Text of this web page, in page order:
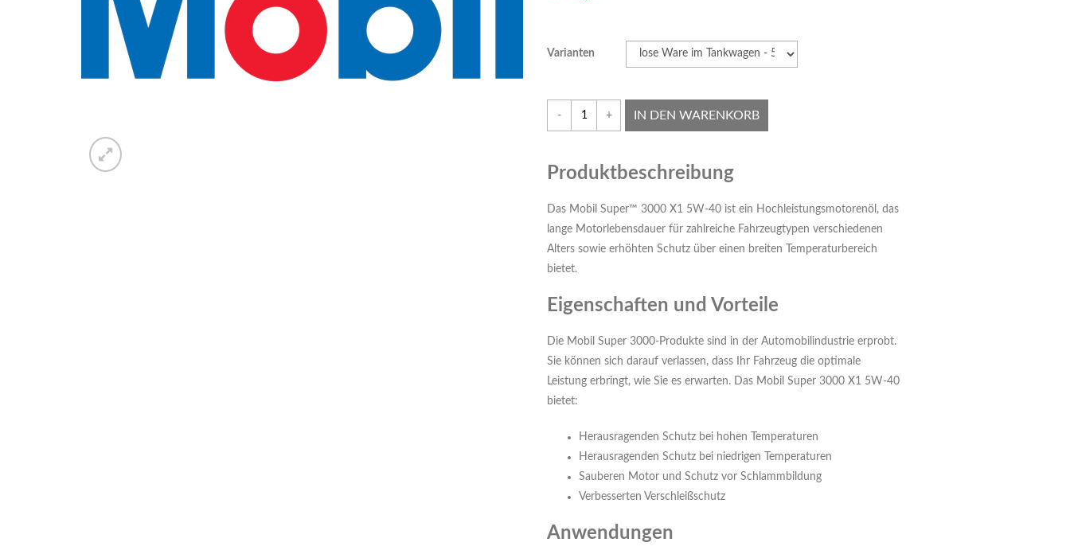
Varianten
- + IN DEN WARENKORB
Produktbeschreibung
Das Mobil Super™ 3000 X1 5W-40 ist ein Hochleistungsmotorenöl, das
lange Motorlebensdauer für zahlreiche Fahrzeugtypen verschiedenen
Alters sowie erhöhten Schutz über einen breiten Temperaturbereich
bietet.
Eigenschaften und Vorteile
Die Mobil Super 3000-Produkte sind in der Automobilindustrie erprobt.
Sie können sich darauf verlassen, dass Ihr Fahrzeug die optimale
Leistung erbringt, wie Sie es erwarten. Das Mobil Super 3000 X1 5W-40
bietet:
Herausragenden Schutz bei hohen Temperaturen
Herausragenden Schutz bei niedrigen Temperaturen
Sauberen Motor und Schutz vor Schlammbildung
Verbesserten Verschleißschutz
Anwendungen